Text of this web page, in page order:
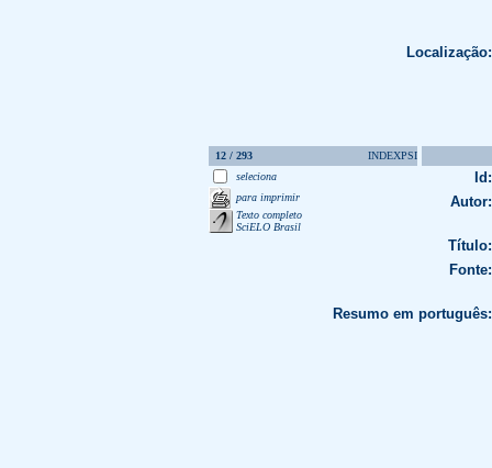
Localização:
12 / 293
INDEXPSI
seleciona
para imprimir
Texto completo
SciELO Brasil
Id:
Autor:
Título:
Fonte:
Resumo em português: